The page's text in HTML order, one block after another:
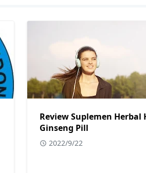
Review Suplemen Herbal
Ginseng Pill
2022/9/22